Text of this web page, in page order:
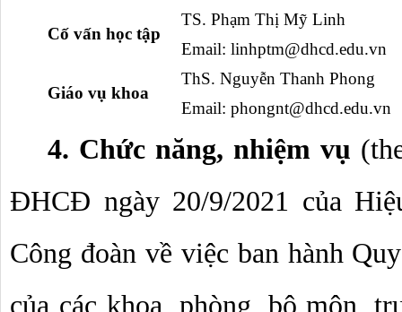
Cố vấn học tập
TS. Phạm Thị Mỹ Linh
Email: linhptm@dhcd.edu.vn
Giáo vụ khoa
ThS. Nguyễn Thanh Phong
Email: phongnt@dhcd.edu.vn
4. Chức năng, nhiệm vụ
ĐHCĐ ngày 20/9/2021 của
Công đoàn về việc ban hành
của các khoa, phòng, bộ môn,